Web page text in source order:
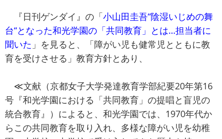
『日刊ゲンダイ』の「小山田圭吾“陰湿いじめの舞
台“となった和光学園の「共同教育」とは…担当者に
聞いた 」を見ると、「障がい児も健常児とともに教
育を受けさせる」教育方針とあり、
≪文献（京都女子大学発達教育学部紀要20年第16
号『和光学園における「共同教育」の提唱と盲児の
統合教育』）によると、和光学園では、1970年代か
らこの共同教育を取り入れ、多様な障がい児を幼稚